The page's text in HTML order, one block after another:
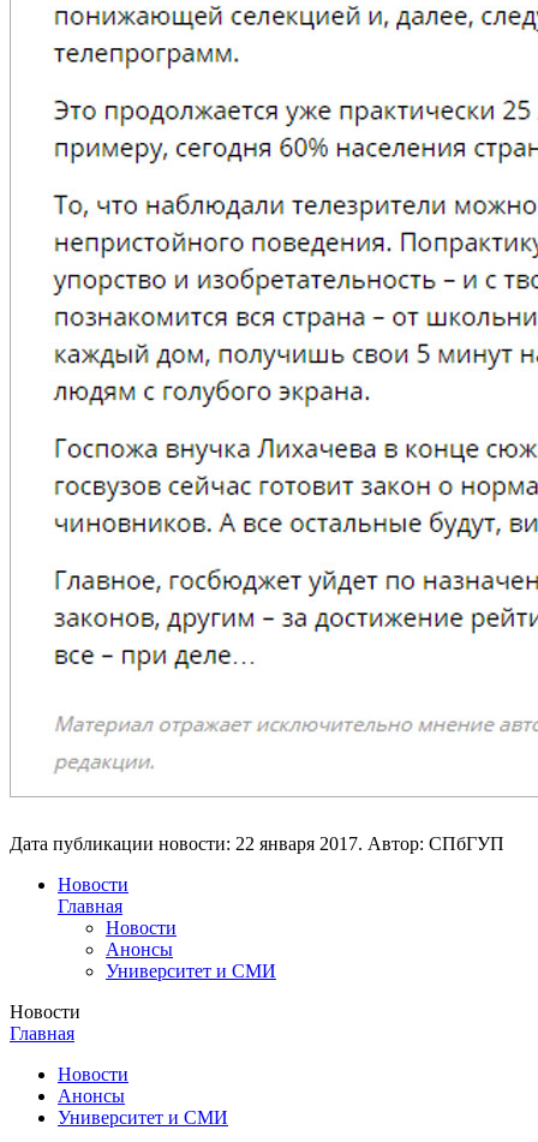
Дата публикации новости: 22 января 2017. Автор: СПбГУП
Новости
Главная
Новости
Анонсы
Университет и СМИ
Новости
Главная
Новости
Анонсы
Университет и СМИ